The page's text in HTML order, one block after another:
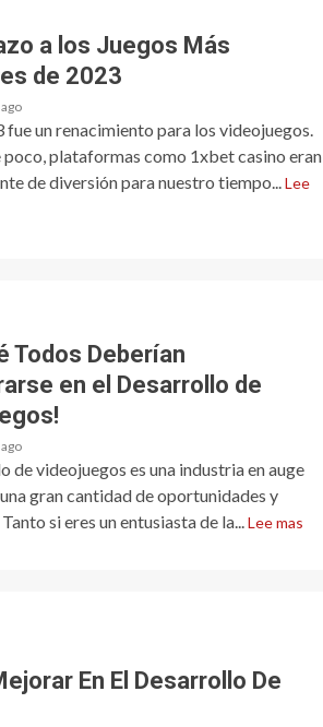
a los Juegos Más
de 2023
fue un renacimiento para los videojuegos.
poco, plataformas como 1xbet casino eran
de diversión para nuestro tiempo... Lee
Todos Deberían
en el Desarrollo de
de videojuegos es una industria en auge
gran cantidad de oportunidades y
si eres un entusiasta de la... Lee mas
En El Desarrollo De